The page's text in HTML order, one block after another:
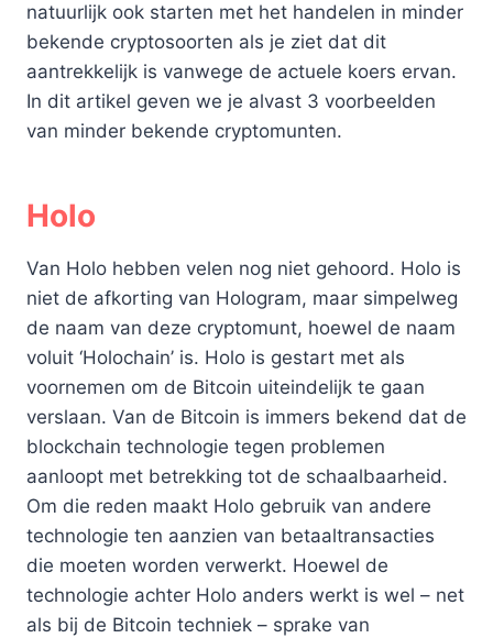
natuurlijk ook starten met het handelen in minder
bekende cryptosoorten als je ziet dat dit
aantrekkelijk is vanwege de actuele koers ervan.
In dit artikel geven we je alvast 3 voorbeelden
van minder bekende cryptomunten.
Holo
Van Holo hebben velen nog niet gehoord. Holo is
niet de afkorting van Hologram, maar simpelweg
de naam van deze cryptomunt, hoewel de naam
voluit ‘Holochain’ is. Holo is gestart met als
voornemen om de Bitcoin uiteindelijk te gaan
verslaan. Van de Bitcoin is immers bekend dat de
blockchain technologie tegen problemen
aanloopt met betrekking tot de schaalbaarheid.
Om die reden maakt Holo gebruik van andere
technologie ten aanzien van betaaltransacties
die moeten worden verwerkt. Hoewel de
technologie achter Holo anders werkt is wel – net
als bij de Bitcoin techniek – sprake van